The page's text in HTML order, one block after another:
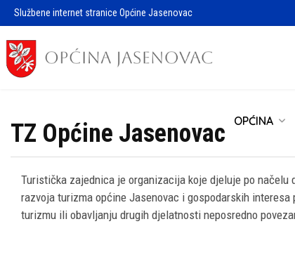
Službene internet stranice Općine Jasenovac
OPĆINA
TZ Općine Jasenovac
Turistička zajednica je organizacija koje djeluje po
razvoja turizma općine Jasenovac i gospodarskih
turizmu ili obavljanju drugih djelatnosti neposredno